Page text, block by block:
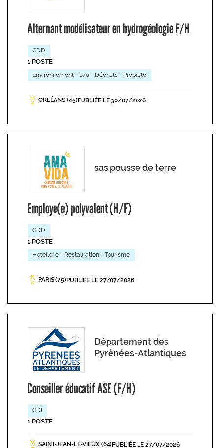
Alternant modélisateur en hydrogéologie F/H
CDD
1 POSTE
Environnement - Eau - Déchets - Propreté
ORLÉANS (45) PUBLIÉE LE 30/07/2026
sas pousse de terre
Employe(e) polyvalent (H/F)
CDD
1 POSTE
Hôtellerie - Restauration - Tourisme
PARIS (75) PUBLIÉE LE 27/07/2026
Département des
Pyrénées-Atlantiques
Conseiller éducatif ASE (F/H)
CDI
1 POSTE
SAINT-JEAN-LE-VIEUX (64) PUBLIÉE LE 27/07/2026